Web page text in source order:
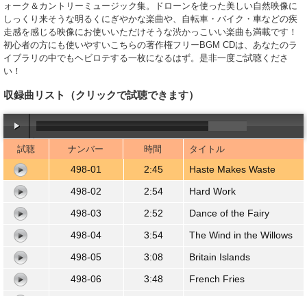
ォーク＆カントリーミュージック集。ドローンを使った美しい自然映像に
しっくり来そうな明るくにぎやかな楽曲や、自転車・バイク・車などの疾
走感を感じる映像にお使いいただけそうな渋かっこいい楽曲も満載です！
初心者の方にも使いやすいこちらの著作権フリーBGM CDは、あなたのラ
イブラリの中でもヘビロテする一枚になるはず。是非一度ご試聴くださ
い！
収録曲リスト （クリックで試聴できます）
/02:45
試聴 ナンバー 時間 タイトル
498-01 2:45
Haste Makes Waste
498-02
2:54
Hard Work
498-03
2:52
Dance of the Fairy
498-04
3:54
The Wind in the Willows
498-05
3:08
Britain Islands
498-06
3:48
French Fries